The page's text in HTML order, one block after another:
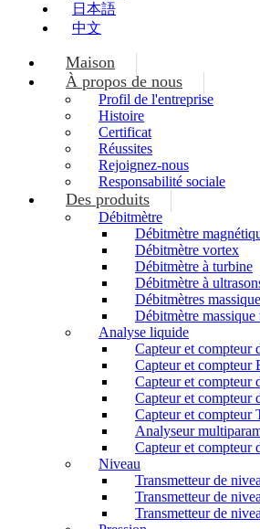
日本語
中文
Maison
À propos de nous
Profil de l'entreprise
Histoire
Certificat
Réussites
Rejoignez-nous
Responsabilité sociale
Des produits
Débitmètre
Débitmètre
Débitmètre vortex
Débitmètre à turbine
Débitmètre à
Débitmètres
Débitmètre massique
Analyse liquide
Capteur et compteur
Capteur et compteur
Capteur et compteur
Capteur et compteur
Capteur et compteur
Analyseur
Capteur et compteur
Niveau
Transmetteur de
Transmetteur de
Transmetteur de